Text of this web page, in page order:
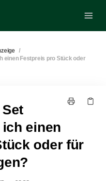
/
einen Festpreis pro Stück oder
einen
oder für